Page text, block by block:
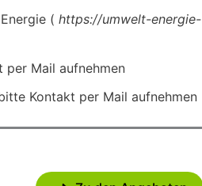
(https://umwelt-energie-
Mail aufnehmen
Kontakt per Mail aufnehmen